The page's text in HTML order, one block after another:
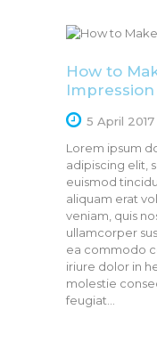
How to
Impression
5 April 2017
Lorem ipsum
adipiscing elit,
euismod
aliquam erat
veniam, quis
ullamcorper
ea commodo
iriure dolor in
molestie
feugiat…